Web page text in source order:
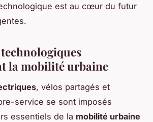
est au cœur du futur
la mobilité urbaine
, vélos partagés et
service se sont imposés
essentiels de la mobilité urbaine